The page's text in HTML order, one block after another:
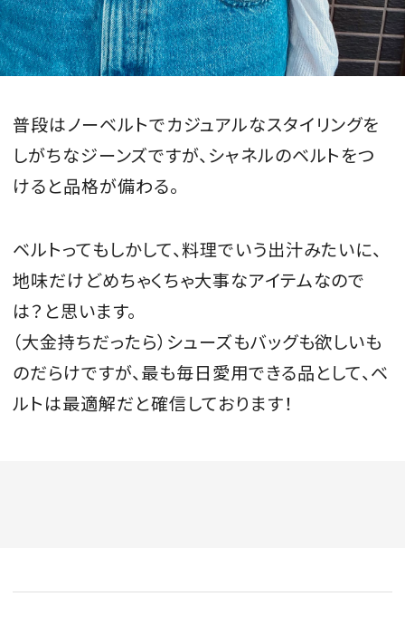
普段はノーベルトでカジュアルなスタイリングを
しがちなジーンズですが、シャネルのベルトをつ
けると品格が備わる。
ベルトってもしかして、料理でいう出汁みたいに、
地味だけどめちゃくちゃ大事なアイテムなので
は？と思います。
（大金持ちだったら）シューズもバッグも欲しいも
のだらけですが、最も毎日愛用できる品として、ベ
ルトは最適解だと確信しております！